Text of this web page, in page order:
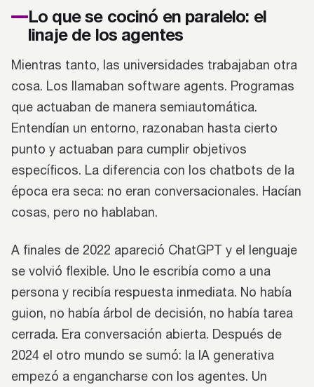
Lo que se cocinó en paralelo: el
linaje de los agentes
Mientras tanto, las universidades trabajaban otra
cosa. Los llamaban software agents. Programas
que actuaban de manera semiautomática.
Entendían un entorno, razonaban hasta cierto
punto y actuaban para cumplir objetivos
específicos. La diferencia con los chatbots de la
época era seca: no eran conversacionales. Hacían
cosas, pero no hablaban.
A finales de 2022 apareció ChatGPT y el lenguaje
se volvió flexible. Uno le escribía como a una
persona y recibía respuesta inmediata. No había
guion, no había árbol de decisión, no había tarea
cerrada. Era conversación abierta. Después de
2024 el otro mundo se sumó: la IA generativa
empezó a engancharse con los agentes. Un